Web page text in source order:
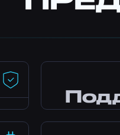
24/7